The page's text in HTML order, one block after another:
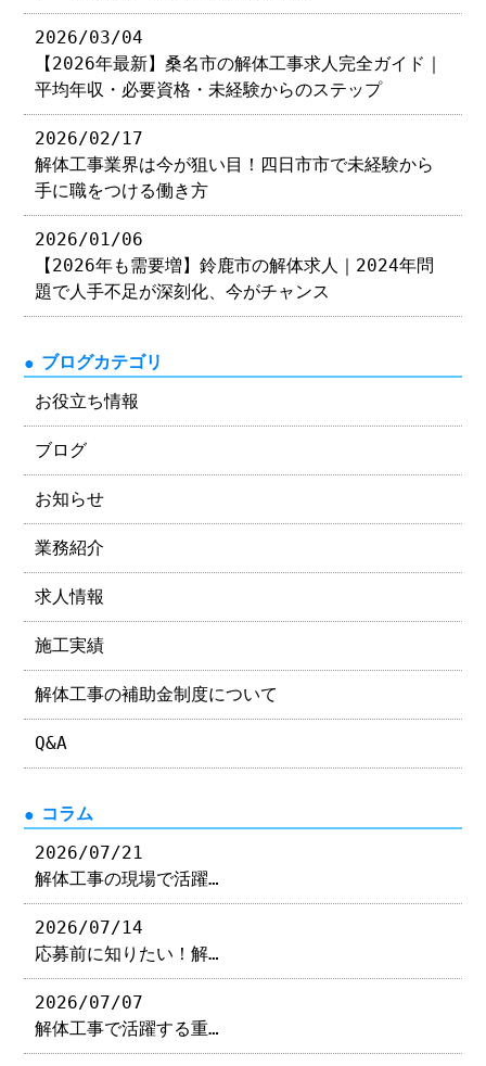
2026/03/04
【2026年最新】桑名市の解体工事求人完全ガイド｜
平均年収・必要資格・未経験からのステップ
2026/02/17
解体工事業界は今が狙い目！四日市市で未経験から
手に職をつける働き方
2026/01/06
【2026年も需要増】鈴鹿市の解体求人｜2024年問
題で人手不足が深刻化、今がチャンス
ブログカテゴリ
お役立ち情報
ブログ
お知らせ
業務紹介
求人情報
施工実績
解体工事の補助金制度について
Q&A
コラム
2026/07/21
解体工事の現場で活躍…
2026/07/14
応募前に知りたい！解…
2026/07/07
解体工事で活躍する重…